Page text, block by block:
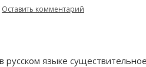
Оставить комментарий
русском языке